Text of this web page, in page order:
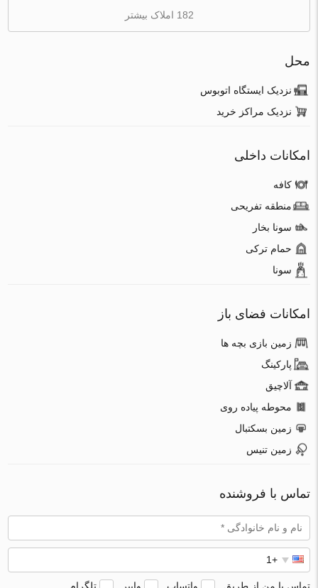
182 املاک بیشتر
محل
نزدیک ایستگاه اتوبوس
نزدیک مراکز خرید
امکانات داخلی
کافه
منطقه تفریحی
سونا بخار
حمام ترکی
سونا
امکانات فضای باز
زمین بازی بچه ها
پارکینگ
آلاچیق
محوطه پیاده روی
زمین بسکتبال
زمین تنیس
تماس با فروشنده